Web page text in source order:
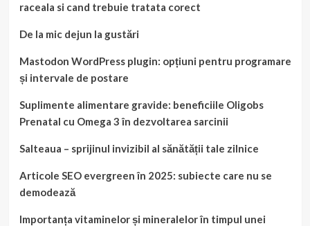
raceala si cand trebuie tratata corect
De la mic dejun la gustări
Mastodon WordPress plugin: opțiuni pentru programare
și intervale de postare
Suplimente alimentare gravide: beneficiile Oligobs
Prenatal cu Omega 3 în dezvoltarea sarcinii
Salteaua – sprijinul invizibil al sănătății tale zilnice
Articole SEO evergreen în 2025: subiecte care nu se
demodează
Importanța vitaminelor și mineralelor în timpul unei